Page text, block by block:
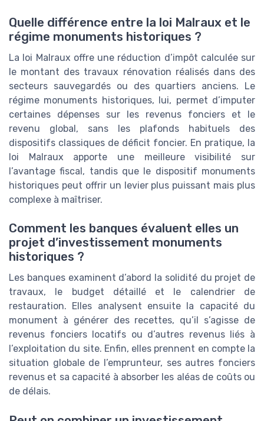
Quelle différence entre la loi Malraux et le
régime monuments historiques ?
La loi Malraux offre une réduction d’impôt calculée sur
le montant des travaux rénovation réalisés dans des
secteurs sauvegardés ou des quartiers anciens. Le
régime monuments historiques, lui, permet d’imputer
certaines dépenses sur les revenus fonciers et le
revenu global, sans les plafonds habituels des
dispositifs classiques de déficit foncier. En pratique, la
loi Malraux apporte une meilleure visibilité sur
l’avantage fiscal, tandis que le dispositif monuments
historiques peut offrir un levier plus puissant mais plus
complexe à maîtriser.
Comment les banques évaluent elles un
projet d’investissement monuments
historiques ?
Les banques examinent d’abord la solidité du projet de
travaux, le budget détaillé et le calendrier de
restauration. Elles analysent ensuite la capacité du
monument à générer des recettes, qu’il s’agisse de
revenus fonciers locatifs ou d’autres revenus liés à
l’exploitation du site. Enfin, elles prennent en compte la
situation globale de l’emprunteur, ses autres fonciers
revenus et sa capacité à absorber les aléas de coûts ou
de délais.